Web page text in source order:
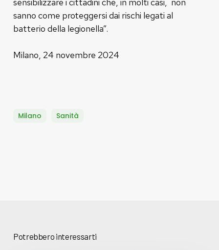
sanno come proteggersi dai rischi legati al
batterio della legionella”.
Milano, 24 novembre 2024
Milano Sanità
Potrebbero interessarti